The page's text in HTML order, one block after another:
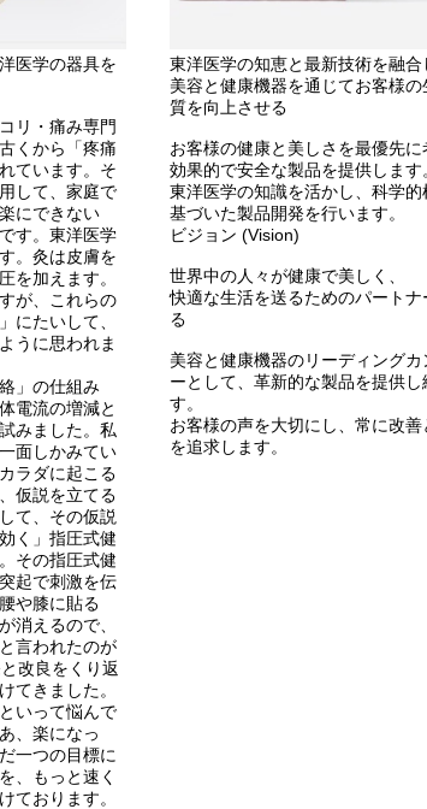
医学の器具を
リ・痛み専門
くから「疼痛
ています。そ
して、家庭で
にできない
す。東洋医学
。灸は皮膚を
を加えます。
が、これらの
にたいして、
うに思われま
」の仕組み
電流の増減と
みました。私
面しかみてい
ラダに起こる
仮説を立てる
て、その仮説
く」指圧式健
その指圧式健
起で刺激を伝
や膝に貼る
消えるので、
言われたのが
改良をくり返
てきました。
いって悩んで
、楽になっ
一つの目標に
、もっと速く
ております。
東洋医学の知恵と最新技術を融合
美容と健康機器を通じてお客様の
質を向上させる
お客様の健康と美しさを最優先に
効果的で安全な製品を提供します
東洋医学の知識を活かし、科学的
基づいた製品開発を行います。
ビジョン (Vision)
世界中の人々が健康で美しく、
快適な生活を送るためのパートナ
る
美容と健康機器のリーディングカ
ーとして、革新的な製品を提供し
す。
お客様の声を大切にし、常に改善
を追求します。